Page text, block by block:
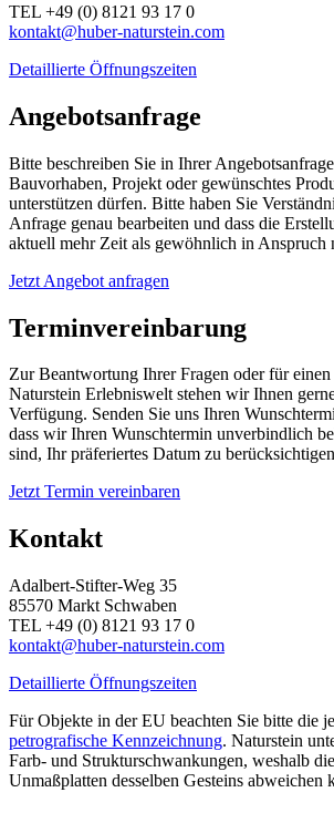
TEL +49 (0) 8121 93 17 0
kontakt@huber-naturstein.com
Detaillierte Öffnungszeiten
Angebotsanfrage
Bitte beschreiben Sie in Ihrer
Bauvorhaben, Projekt oder gewünschtes
unterstützen dürfen. Bitte haben Sie
Anfrage genau bearbeiten und dass die
aktuell mehr Zeit als gewöhnlich in Anspruch
Jetzt Angebot anfragen
Terminvereinbarung
Zur Beantwortung Ihrer Fragen oder für einen
Naturstein Erlebniswelt stehen wir Ihnen
Verfügung. Senden Sie uns Ihren
dass wir Ihren Wunschtermin unverbindlich
sind, Ihr präferiertes Datum zu
Jetzt Termin vereinbaren
Kontakt
Adalbert-Stifter-Weg 35
85570 Markt Schwaben
TEL +49 (0) 8121 93 17 0
kontakt@huber-naturstein.com
Detaillierte Öffnungszeiten
Für Objekte in der EU beachten Sie bitte die
petrografische Kennzeichnung. Naturstein
Farb- und Strukturschwankungen, weshalb
Unmaßplatten desselben Gesteins abweichen